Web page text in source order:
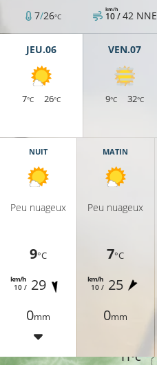
7/26°C 10 /
km/h 42 NNE
JEU.06
7°C 26°C
VEN.07
9°C 32°C
NUIT
Peu nuageux
9°C
10 /
km/h 29
0mm
MATIN
Peu nuageux
7°C
10 /
km/h 25
0mm
11°C
13°C